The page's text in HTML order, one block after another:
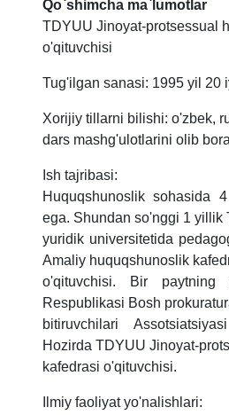
Qo`shimcha ma`lumotlar
TDYUU Jinoyat-protsessual
o'qituvchisi
Tug'ilgan sanasi: 1995 yil 20
Xorijiy tillarni bilishi: o'zbek,
dars mashg'ulotlarini olib
Ish tajribasi:
Huquqshunoslik sohasida
ega. Shundan so'nggi 1 yillik
yuridik universitetida
Amaliy huquqshunoslik
o'qituvchisi. Bir paytning
Respublikasi Bosh
bitiruvchilari
Hozirda TDYUU Jinoyat-
kafedrasi o'qituvchisi.
Ilmiy faoliyat yo'nalishlari: